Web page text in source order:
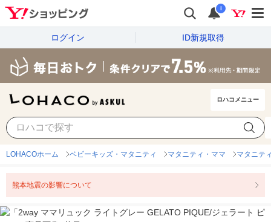
i
ログイン ID新規取得
ロハコメニュー
LOHACOホーム ベビーキッズ・マタニティ マタニティ・ママ マタニテ
熊本地震の影響について